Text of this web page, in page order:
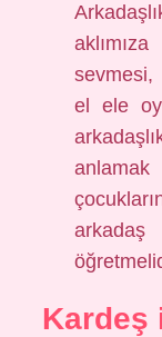
sevmesi,
el ele
anlamak
Kardeş